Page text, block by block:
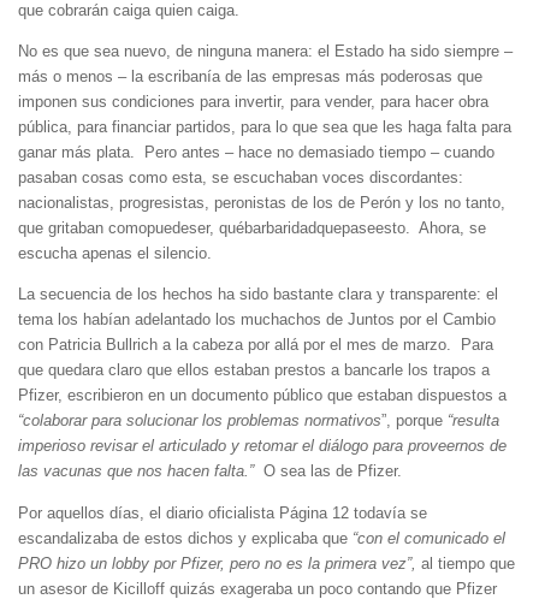
que cobrarán caiga quien caiga.
No es que sea nuevo, de ninguna manera: el Estado ha sido siempre –
más o menos – la escribanía de las empresas más poderosas que
imponen sus condiciones para invertir, para vender, para hacer obra
pública, para financiar partidos, para lo que sea que les haga falta para
ganar más plata. Pero antes – hace no demasiado tiempo – cuando
pasaban cosas como esta, se escuchaban voces discordantes:
nacionalistas, progresistas, peronistas de los de Perón y los no tanto,
que gritaban comopuedeser, québarbaridadquepaseesto. Ahora, se
escucha apenas el silencio.
La secuencia de los hechos ha sido bastante clara y transparente: el
tema los habían adelantado los muchachos de Juntos por el Cambio
con Patricia Bullrich a la cabeza por allá por el mes de marzo. Para
que quedara claro que ellos estaban prestos a bancarle los trapos a
Pfizer, escribieron en un documento público que estaban dispuestos a
“colaborar para solucionar los problemas normativos”, porque “resulta
imperioso revisar el articulado y retomar el diálogo para proveernos de
las vacunas que nos hacen falta.”O sea las de Pfizer.
Por aquellos días, el diario oficialista Página 12 todavía se
escandalizaba de estos dichos y explicaba que “con el comunicado el
PRO hizo un lobby por Pfizer, pero no es la primera vez”, al tiempo que
un asesor de Kicilloff quizás exageraba un poco contando que Pfizer